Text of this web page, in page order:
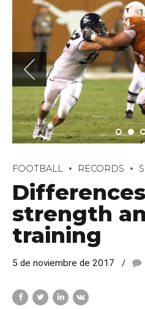
FOOTBALL RECORDS
strength
training
5 de noviembre de 2017